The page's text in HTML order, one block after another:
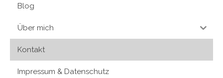
Blog
Über mich
Kontakt
Impressum & Datenschutz